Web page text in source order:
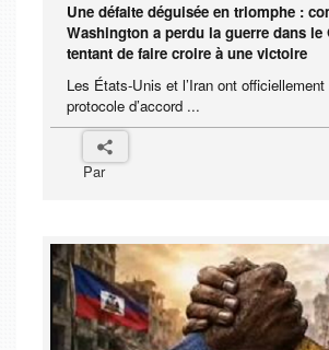
Une défaite déguisée en triomphe :
Washington a perdu la guerre dans le
tentant de faire croire à une victoire
Les États-Unis et l’Iran ont
protocole d’accord ...
Par